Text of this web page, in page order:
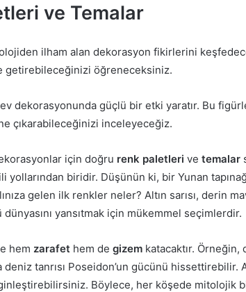
ve Temalar
ilham alan dekorasyon fikirlerini
getirebileceğinizi öğreneceksiniz.
dekorasyonunda güçlü bir etki yaratır. Bu
çıkarabileceğinizi inceleyeceğiz.
için doğru renk paletleri ve temalar
yollarından biridir. Düşünün ki, bir Yunan
gelen ilk renkler neler? Altın sarısı, derin
yansıtmak için mükemmel seçimlerdir.
hem zarafet hem de gizem katacaktır. Örneğin,
deniz tanrısı Poseidon’un gücünü hissettirebilir.
Böylece, her köşede mitolojik